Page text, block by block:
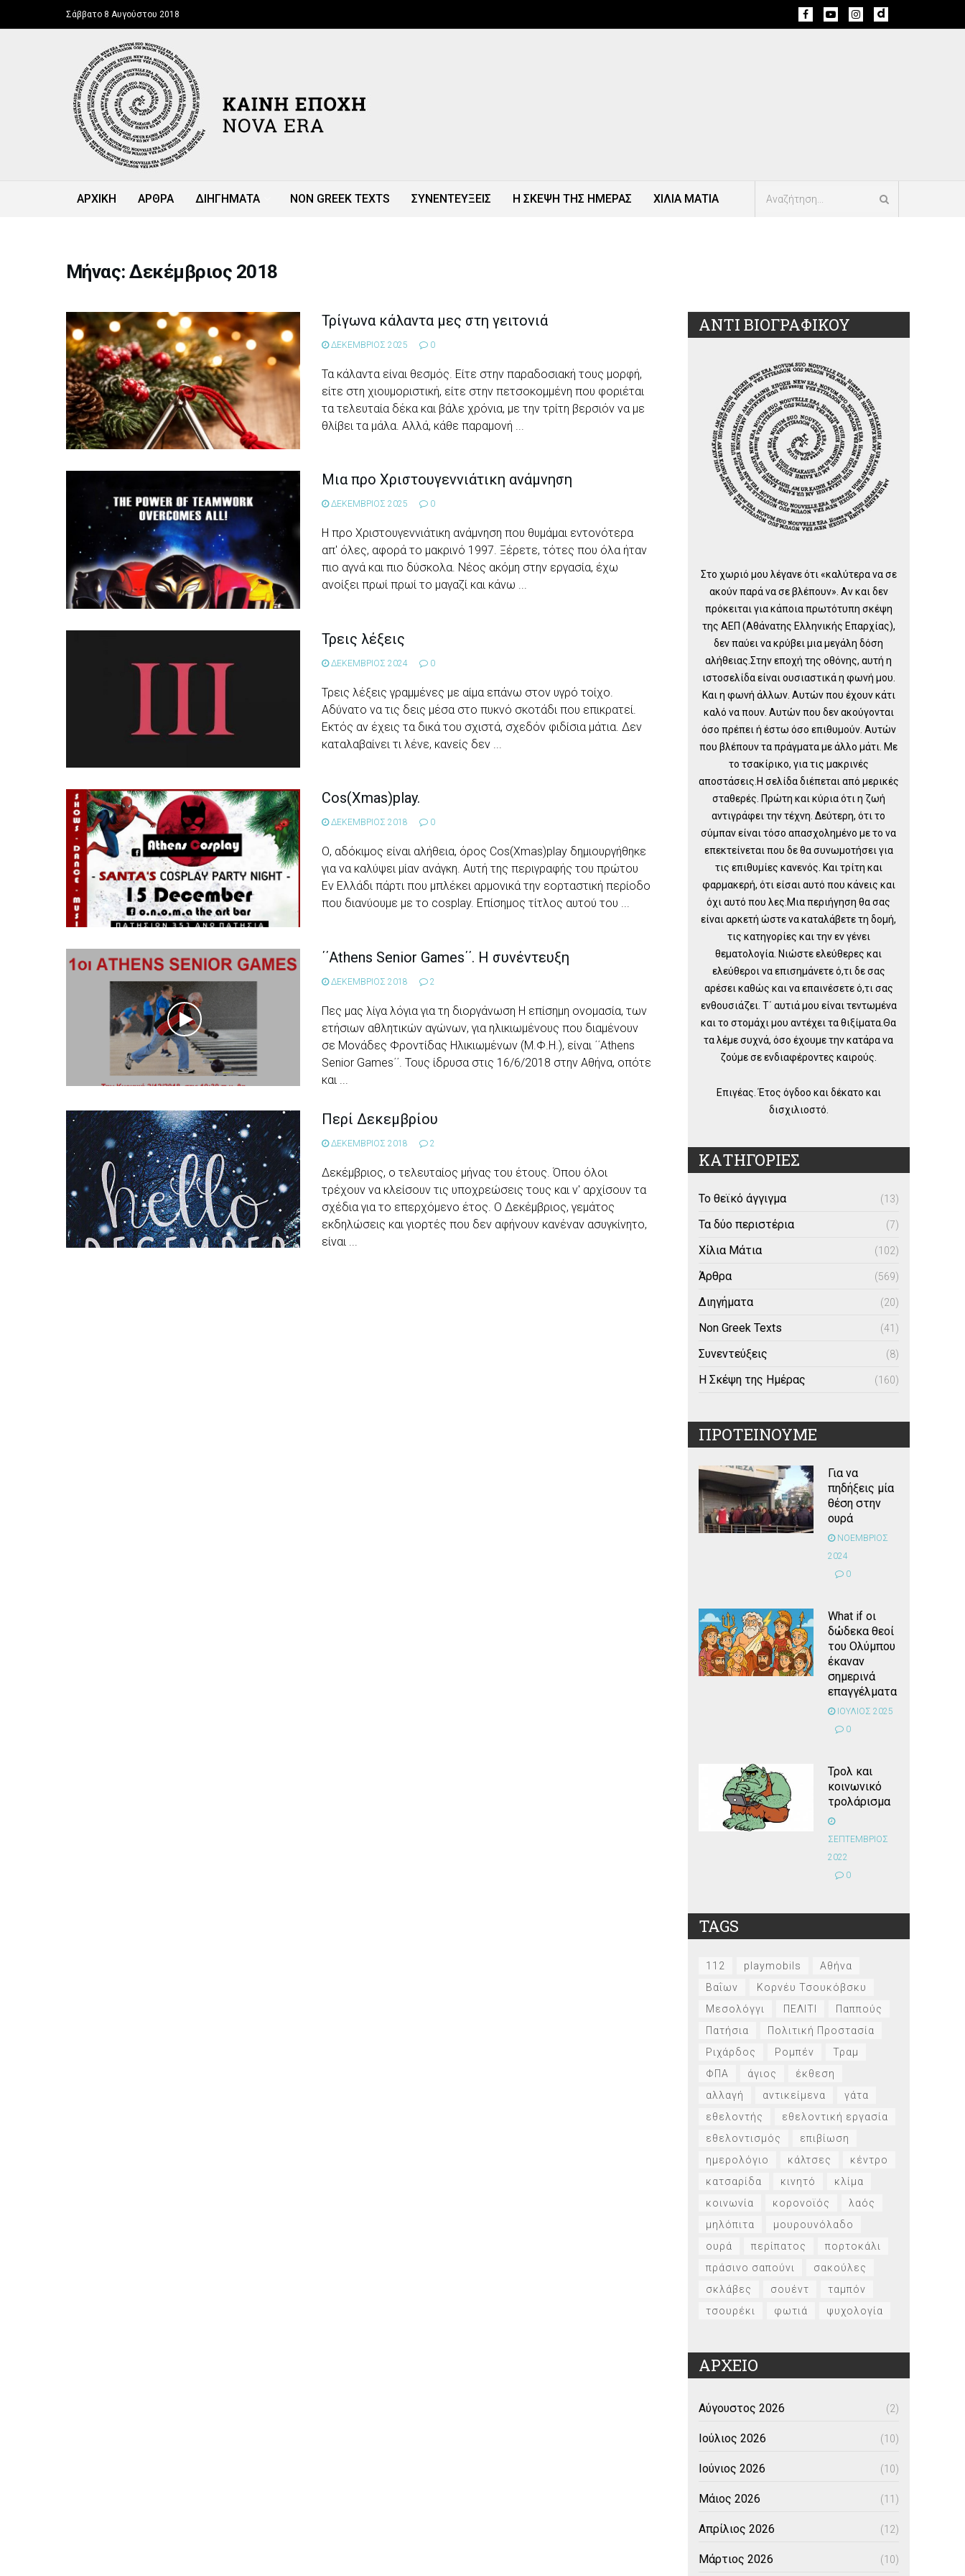
Σάββατο 8 Αυγούστου 2018
ΑΡΧΙΚΗ ΑΡΘΡΑ ΔΙΗΓΗΜΑΤΑ NON GREEK TEXTS ΣΥΝΕΝΤΕΥΞΕΙΣ Η ΣΚΕΨΗ ΤΗΣ ΗΜΕΡΑΣ ΧΙΛΙΑ ΜΑΤΙΑ
Μήνας: Δεκέμβριος 2018
Τρίγωνα κάλαντα μες στη γειτονιά
ΔΕΚΕΜΒΡΙΟΣ 2025 0
Τα κάλαντα είναι θεσμός. Είτε στην παραδοσιακή τους μορφή,
είτε στη χιουμοριστική, είτε στην πετσοκομμένη που φοριέται
τα τελευταία δέκα και βάλε χρόνια, με την τρίτη βερσιόν να με
θλίβει τα μάλα. Αλλά, κάθε παραμονή ...
Μια προ Χριστουγεννιάτικη ανάμνηση
ΔΕΚΕΜΒΡΙΟΣ 2025 0
Η προ Χριστουγεννιάτικη ανάμνηση που θυμάμαι εντονότερα
απ' όλες, αφορά το μακρινό 1997. Ξέρετε, τότες που όλα ήταν
πιο αγνά και πιο δύσκολα. Νέος ακόμη στην εργασία, έχω
ανοίξει πρωί πρωί το μαγαζί και κάνω ...
Τρεις λέξεις
ΔΕΚΕΜΒΡΙΟΣ 2024 0
Τρεις λέξεις γραμμένες με αίμα επάνω στον υγρό τοίχο.
Αδύνατο να τις δεις μέσα στο πυκνό σκοτάδι που επικρατεί.
Εκτός αν έχεις τα δικά του σχιστά, σχεδόν φιδίσια μάτια. Δεν
καταλαβαίνει τι λένε, κανείς δεν ...
Cos(Xmas)play.
ΔΕΚΕΜΒΡΙΟΣ 2018 0
Ο, αδόκιμος είναι αλήθεια, όρος Cos(Xmas)play δημιουργήθηκε
για να καλύψει μίαν ανάγκη. Αυτή της περιγραφής του πρώτου
Εν Ελλάδι πάρτι που μπλέκει αρμονικά την εορταστική περίοδο
που διανύουμε με το cosplay. Επίσημος τίτλος αυτού του ...
΄΄Athens Senior Games΄΄. Η συνέντευξη
ΔΕΚΕΜΒΡΙΟΣ 2018 2
Πες μας λίγα λόγια για τη διοργάνωση H επίσημη ονομασία, των
ετήσιων αθλητικών αγώνων, για ηλικιωμένους που διαμένουν
σε Μονάδες Φροντίδας Ηλικιωμένων (Μ.Φ.Η.), είναι ΄΄Athens
Senior Games΄΄. Τους ίδρυσα στις 16/6/2018 στην Αθήνα, οπότε
και ...
Περί Δεκεμβρίου
ΔΕΚΕΜΒΡΙΟΣ 2018 2
Δεκέμβριος, ο τελευταίος μήνας του έτους. Όπου όλοι
τρέχουν να κλείσουν τις υποχρεώσεις τους και ν' αρχίσουν τα
σχέδια για το επερχόμενο έτος. Ο Δεκέμβριος, γεμάτος
εκδηλώσεις και γιορτές που δεν αφήνουν κανέναν ασυγκίνητο,
είναι ...
ΑΝΤΙ ΒΙΟΓΡΑΦΙΚΟΥ
Στο χωριό μου λέγανε ότι «καλύτερα να σε
ακούν παρά να σε βλέπουν». Αν και δεν
πρόκειται για κάποια πρωτότυπη σκέψη
της ΑΕΠ (Αθάνατης Ελληνικής Επαρχίας),
δεν παύει να κρύβει μια μεγάλη δόση
αλήθειας.Στην εποχή της οθόνης, αυτή η
ιστοσελίδα είναι ουσιαστικά η φωνή μου.
Και η φωνή άλλων. Αυτών που έχουν κάτι
καλό να πουν. Αυτών που δεν ακούγονται
όσο πρέπει ή έστω όσο επιθυμούν. Αυτών
που βλέπουν τα πράγματα με άλλο μάτι. Με
το τσακίρικο, για τις μακρινές
αποστάσεις.Η σελίδα διέπεται από μερικές
σταθερές. Πρώτη και κύρια ότι η ζωή
αντιγράφει την τέχνη. Δεύτερη, ότι το
σύμπαν είναι τόσο απασχολημένο με το να
επεκτείνεται που δε θα συνωμοτήσει για
τις επιθυμίες κανενός. Και τρίτη και
φαρμακερή, ότι είσαι αυτό που κάνεις και
όχι αυτό που λες.Μια περιήγηση θα σας
είναι αρκετή ώστε να καταλάβετε τη δομή,
τις κατηγορίες και την εν γένει
θεματολογία. Νιώστε ελεύθερες και
ελεύθεροι να επισημάνετε ό,τι δε σας
αρέσει καθώς και να επαινέσετε ό,τι σας
ενθουσιάζει. Τ΄ αυτιά μου είναι τεντωμένα
και το στομάχι μου αντέχει τα θιξίματα.Θα
τα λέμε συχνά, όσο έχουμε την κατάρα να
ζούμε σε ενδιαφέροντες καιρούς.
Επιγέας. Έτος όγδοο και δέκατο και
δισχιλιοστό.
ΚΑΤΗΓΟΡΙΕΣ
Το θεϊκό άγγιγμα (13)
Τα δύο περιστέρια (7)
Χίλια Μάτια (102)
Άρθρα (569)
Διηγήματα (20)
Non Greek Texts (41)
Συνεντεύξεις (8)
Η Σκέψη της Ημέρας (160)
ΠΡΟΤΕΙΝΟΥΜΕ
Για να
πηδήξεις μία
θέση στην
ουρά
ΝΟΕΜΒΡΙΟΣ
2024
0
What if οι
δώδεκα θεοί
του Ολύμπου
έκαναν
σημερινά
επαγγέλματα
ΙΟΥΛΙΟΣ 2025
0
Τρολ και
κοινωνικό
τρολάρισμα
ΣΕΠΤΕΜΒΡΙΟΣ
2022
0
TAGS
112 playmobils
Αθήνα
Βαΐων
Κορνέυ Τσουκόβσκυ
Μεσολόγγι
ΠΕΛΙΤΙ
Παππούς
Πατήσια
Πολιτική Προστασία
Ριχάρδος
Ρομπέν
Τραμ
ΦΠΑ
άγιος
έκθεση
αλλαγή
αντικείμενα
γάτα
εθελοντής
εθελοντική εργασία
εθελοντισμός
επιβίωση
ημερολόγιο
κάλτσες
κέντρο
κατσαρίδα
κινητό
κλίμα
κοινωνία
κορονοϊός
λαός
μηλόπιτα
μουρουνόλαδο
ουρά
περίπατος
πορτοκάλι
πράσινο σαπούνι
σακούλες
σκλάβες
σουέντ
ταμπόν
τσουρέκι
φωτιά ψυχολογία
ΑΡΧΕΙΟ
Αύγουστος 2026 (2)
Ιούλιος 2026 (10)
Ιούνιος 2026 (10)
Μάιος 2026 (11)
Απρίλιος 2026 (12)
Μάρτιος 2026 (10)